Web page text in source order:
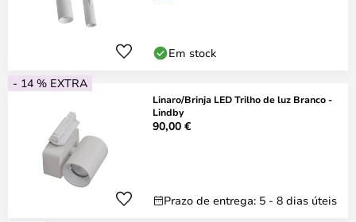
Em stock
- 14 % EXTRA
Linaro/Brinja LED Trilho de luz Branco -
Lindby
90,00 €
Prazo de entrega: 5 - 8 dias úteis